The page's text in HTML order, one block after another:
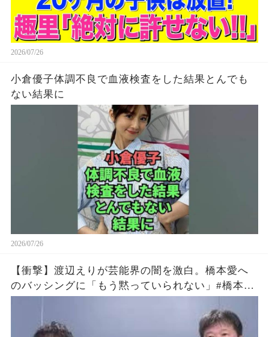
2026/07/26
小倉優子体調不良で血液検査をした結果とんでも
ない結果に
2026/07/26
【衝撃】渡辺えりが芸能界の闇を激白。橋本愛へ
のバッシングに「もう黙っていられない」#橋本愛